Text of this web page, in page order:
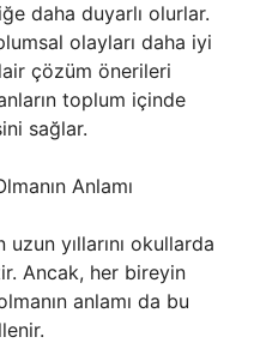
daha duyarlı olurlar.
olayları daha iyi
çözüm önerileri
toplum içinde
sağlar.
Anlamı
yıllarını okullarda
Ancak, her bireyin
anlamı da bu